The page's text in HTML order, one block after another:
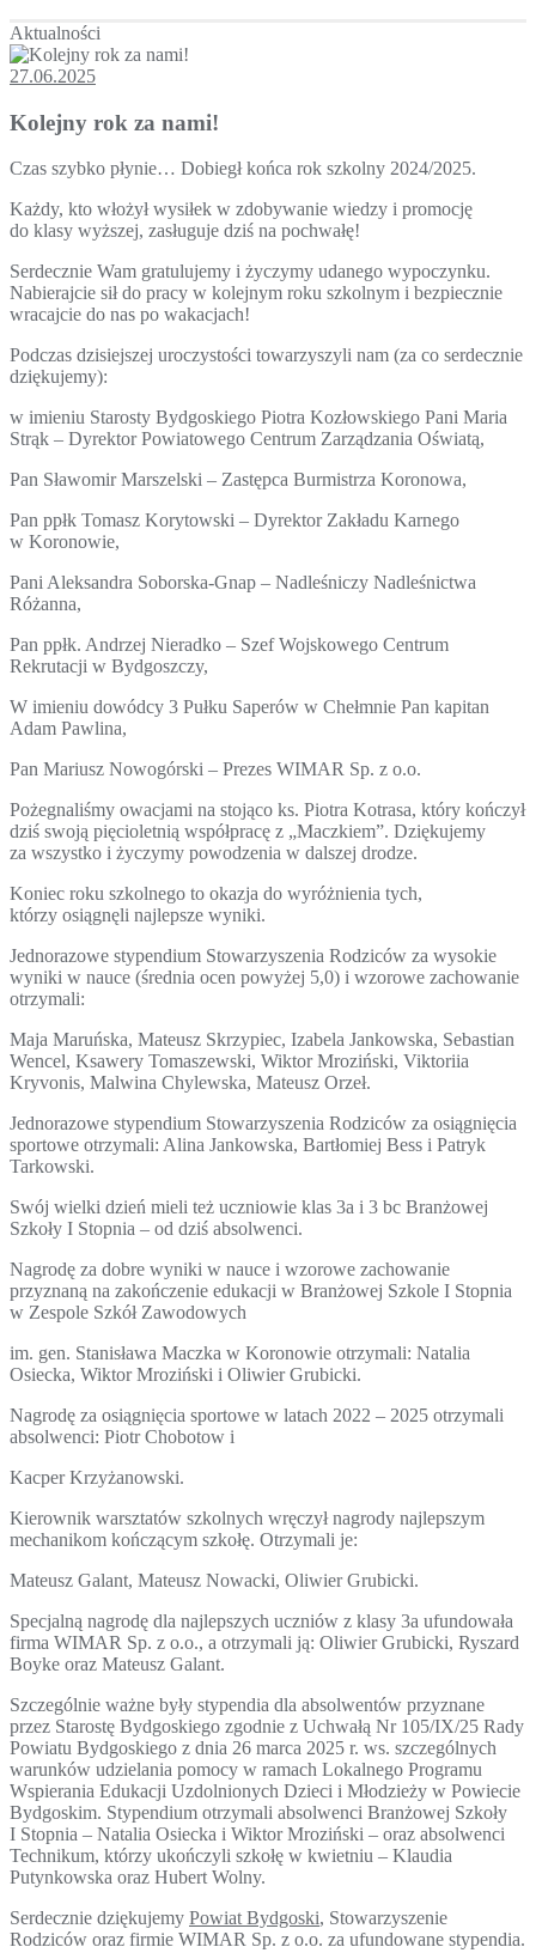
Aktualności
27.06.2025
Kolejny rok za nami!
Czas szybko płynie… Dobiegł końca rok szkolny 2024/2025.
Każdy, kto włożył wysiłek w zdobywanie wiedzy i promocję
do klasy wyższej, zasługuje dziś na pochwałę!
Serdecznie Wam gratulujemy i życzymy udanego wypoczynku.
Nabierajcie sił do pracy w kolejnym roku szkolnym i bezpiecznie
wracajcie do nas po wakacjach!
Podczas dzisiejszej uroczystości towarzyszyli nam (za co serdecznie
dziękujemy):
w imieniu Starosty Bydgoskiego Piotra Kozłowskiego Pani Maria
Strąk – Dyrektor Powiatowego Centrum Zarządzania Oświatą,
Pan Sławomir Marszelski – Zastępca Burmistrza Koronowa,
Pan ppłk Tomasz Korytowski – Dyrektor Zakładu Karnego
w Koronowie,
Pani Aleksandra Soborska-Gnap – Nadleśniczy Nadleśnictwa
Różanna,
Pan ppłk. Andrzej Nieradko – Szef Wojskowego Centrum
Rekrutacji w Bydgoszczy,
W imieniu dowódcy 3 Pułku Saperów w Chełmnie Pan kapitan
Adam Pawlina,
Pan Mariusz Nowogórski – Prezes WIMAR Sp. z o.o.
Pożegnaliśmy owacjami na stojąco ks. Piotra Kotrasa, który kończył
dziś swoją pięcioletnią współpracę z „Maczkiem”. Dziękujemy
za wszystko i życzymy powodzenia w dalszej drodze.
Koniec roku szkolnego to okazja do wyróżnienia tych,
którzy osiągnęli najlepsze wyniki.
Jednorazowe stypendium Stowarzyszenia Rodziców za wysokie
wyniki w nauce (średnia ocen powyżej 5,0) i wzorowe zachowanie
otrzymali:
Maja Maruńska, Mateusz Skrzypiec, Izabela Jankowska, Sebastian
Wencel, Ksawery Tomaszewski, Wiktor Mroziński, Viktoriia
Kryvonis, Malwina Chylewska, Mateusz Orzeł.
Jednorazowe stypendium Stowarzyszenia Rodziców za osiągnięcia
sportowe otrzymali: Alina Jankowska, Bartłomiej Bess i Patryk
Tarkowski.
Swój wielki dzień mieli też uczniowie klas 3a i 3 bc Branżowej
Szkoły I Stopnia – od dziś absolwenci.
Nagrodę za dobre wyniki w nauce i wzorowe zachowanie
przyznaną na zakończenie edukacji w Branżowej Szkole I Stopnia
w Zespole Szkół Zawodowych
im. gen. Stanisława Maczka w Koronowie otrzymali: Natalia
Osiecka, Wiktor Mroziński i Oliwier Grubicki.
Nagrodę za osiągnięcia sportowe w latach 2022 – 2025 otrzymali
absolwenci: Piotr Chobotow i
Kacper Krzyżanowski.
Kierownik warsztatów szkolnych wręczył nagrody najlepszym
mechanikom kończącym szkołę. Otrzymali je:
Mateusz Galant, Mateusz Nowacki, Oliwier Grubicki.
Specjalną nagrodę dla najlepszych uczniów z klasy 3a ufundowała
firma WIMAR Sp. z o.o., a otrzymali ją: Oliwier Grubicki, Ryszard
Boyke oraz Mateusz Galant.
Szczególnie ważne były stypendia dla absolwentów przyznane
przez Starostę Bydgoskiego zgodnie z Uchwałą Nr 105/IX/25 Rady
Powiatu Bydgoskiego z dnia 26 marca 2025 r. ws. szczególnych
warunków udzielania pomocy w ramach Lokalnego Programu
Wspierania Edukacji Uzdolnionych Dzieci i Młodzieży w Powiecie
Bydgoskim. Stypendium otrzymali absolwenci Branżowej Szkoły
I Stopnia – Natalia Osiecka i Wiktor Mroziński – oraz absolwenci
Technikum, którzy ukończyli szkołę w kwietniu – Klaudia
Putynkowska oraz Hubert Wolny.
Serdecznie dziękujemy Powiat Bydgoski, Stowarzyszenie
Rodziców oraz firmie WIMAR Sp. z o.o. za ufundowane stypendia.